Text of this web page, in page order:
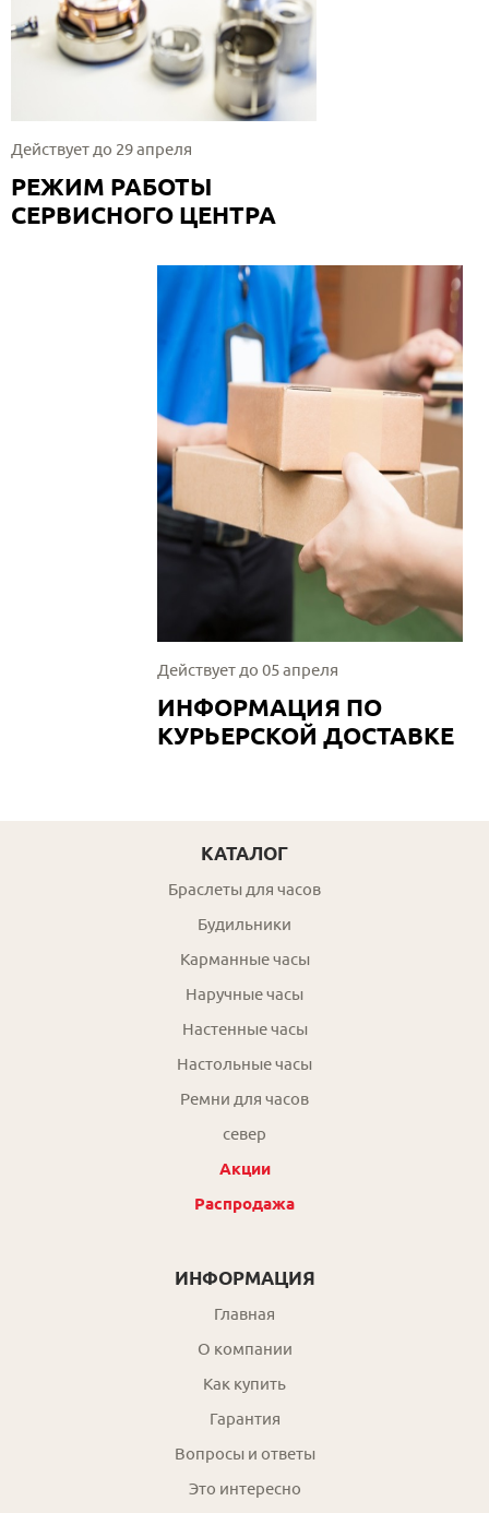
Действует до 29 апреля
РЕЖИМ РАБОТЫ
СЕРВИСНОГО ЦЕНТРА
Действует до 05 апреля
ИНФОРМАЦИЯ ПО
КУРЬЕРСКОЙ ДОСТАВКЕ
КАТАЛОГ
Браслеты для часов
Будильники
Карманные часы
Наручные часы
Настенные часы
Настольные часы
Ремни для часов
север
Акции
Распродажа
ИНФОРМАЦИЯ
Главная
О компании
Как купить
Гарантия
Вопросы и ответы
Это интересно